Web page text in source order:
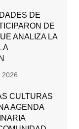
DE
DE
ANALIZA LA
2026
CULTURAS
AGENDA